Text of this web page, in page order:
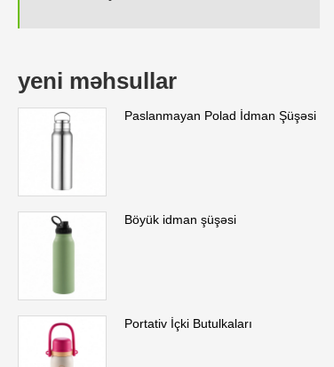
yeni məhsullar
Paslanmayan Polad İdman Şüşəsi
Böyük idman şüşəsi
Portativ İçki Butulkaları